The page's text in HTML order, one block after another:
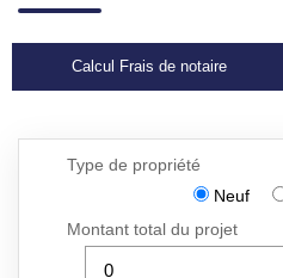
Calcul Frais de notaire